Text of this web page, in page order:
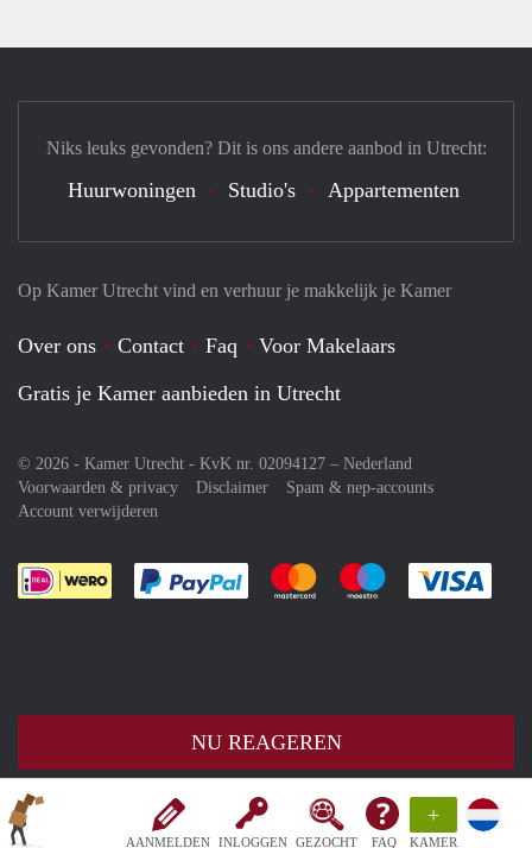
AANMELDEN INLOGGEN GEZOCHT FAQ
+
KAMER
NU REAGEREN
Op Kamer Utrecht vind en verhuur je makkelijk je Kamer
Over ons Contact Faq
Voor Makelaars
Gratis je Kamer aanbieden in Utrecht
© 2026 - Kamer Utrecht - KvK nr. 02094127 – Nederland
Voorwaarden & privacy
Disclaimer
Spam & nep-accounts
Account verwijderen
Je rekent gemakkelijk af met Paypal
Je rekent gemakkelijk af met
Je rekent
Niks leuks gevonden? Dit is ons andere aanbod in Utrecht:
Huurwoningen Studio's Appartementen